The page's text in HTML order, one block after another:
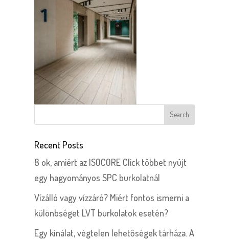
Recent Posts
8 ok, amiért az ISOCORE Click többet nyújt
egy hagyományos SPC burkolatnál
Vízálló vagy vízzáró? Miért fontos ismerni a
különbséget LVT burkolatok esetén?
Egy kínálat, végtelen lehetőségek tárháza. A